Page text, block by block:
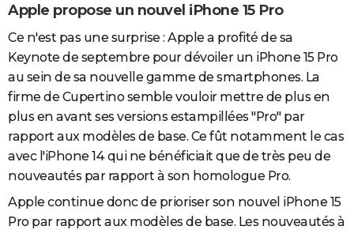
Apple propose un nouvel iPhone 15 Pro
Ce n'est pas une surprise : Apple a profité de sa
Keynote de septembre pour dévoiler un iPhone 15 Pro
au sein de sa nouvelle gamme de smartphones. La
firme de Cupertino semble vouloir mettre de plus en
plus en avant ses versions estampillées "Pro" par
rapport aux modèles de base. Ce fût notamment le cas
avec l'iPhone 14 qui ne bénéficiait que de très peu de
nouveautés par rapport à son homologue Pro.
Apple continue donc de prioriser son nouvel iPhone 15
Pro par rapport aux modèles de base. Les nouveautés à